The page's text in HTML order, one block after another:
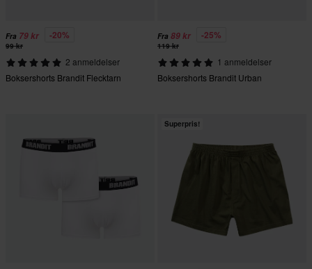
Fra 79 kr -20%
99 kr
2 anmeldelser
Boksershorts Brandit Flecktarn
Fra 89 kr -25%
119 kr
1 anmeldelser
Boksershorts Brandit Urban
Superpris!